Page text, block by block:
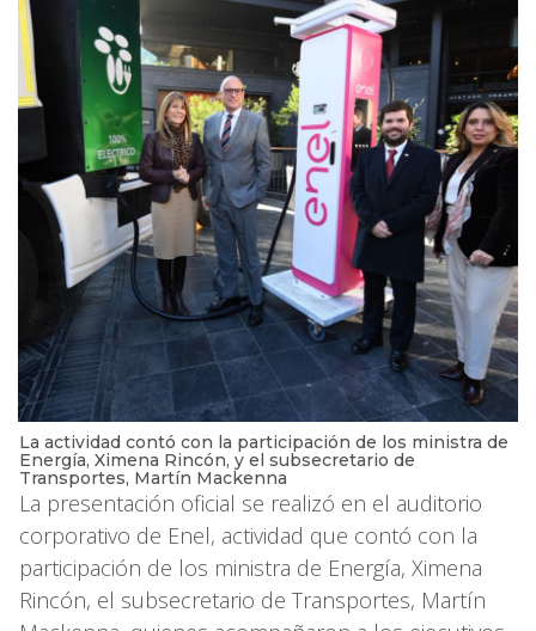
La actividad contó con la participación de los ministra de
Energía, Ximena Rincón, y el subsecretario de
Transportes, Martín Mackenna
La presentación oficial se realizó en el auditorio
corporativo de Enel, actividad que contó con la
participación de los ministra de Energía, Ximena
Rincón, el subsecretario de Transportes, Martín